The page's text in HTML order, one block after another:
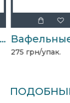
Assorted 170г АВК
275 грн/упак.